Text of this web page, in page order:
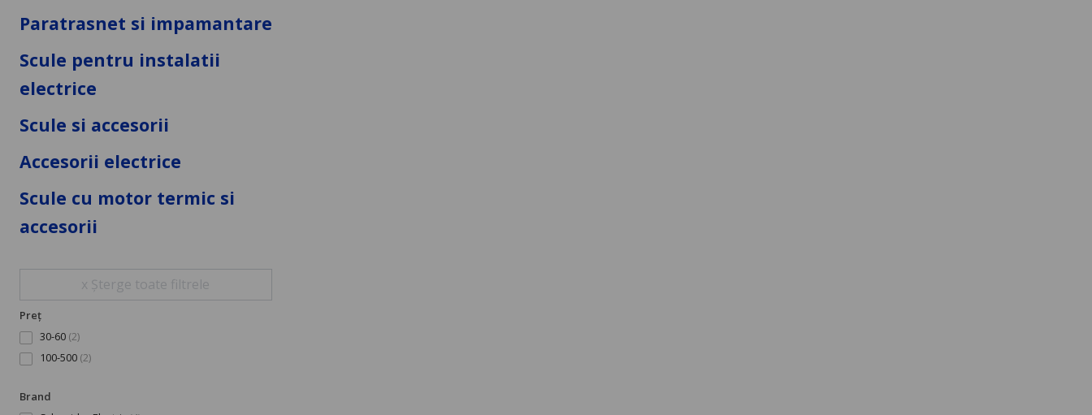
Paratrasnet si impamantare
Scule pentru instalatii
electrice
Scule si accesorii
Accesorii electrice
Scule cu motor termic si
accesorii
x Șterge toate filtrele
Preț
30-60 (2)
100-500 (2)
Brand